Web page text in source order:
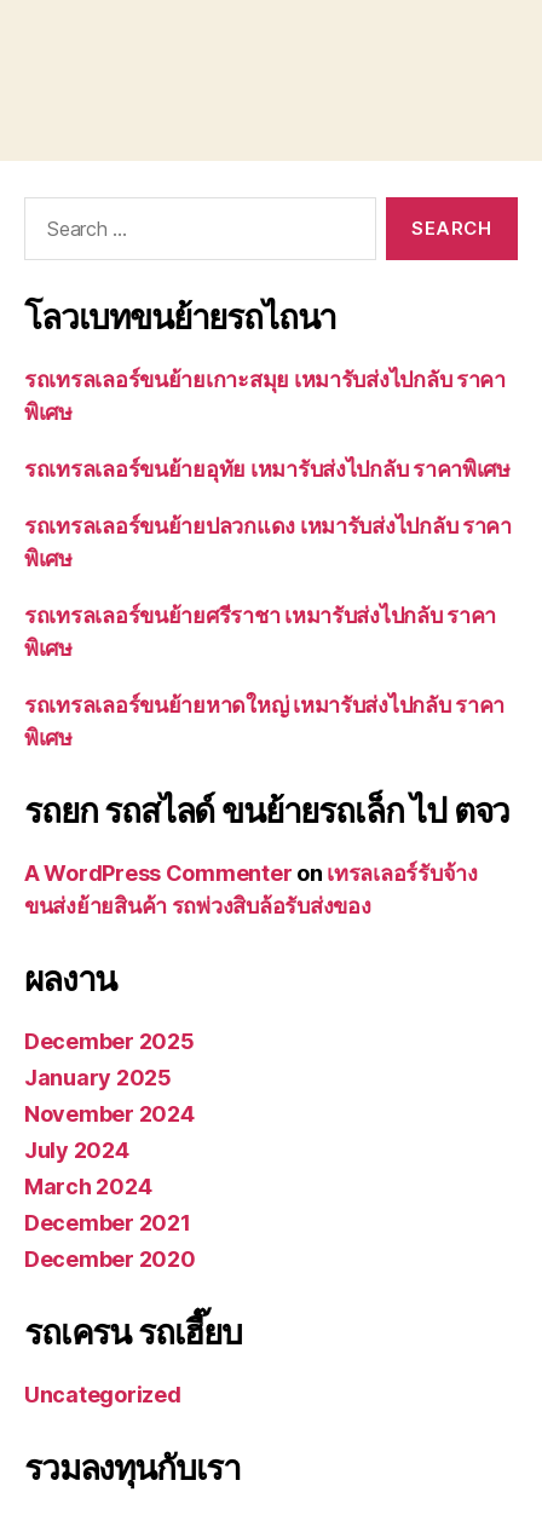
โลวเบทขนย้ายรถไถนา
รถเทรลเลอร์ขนย้ายเกาะสมุย เหมารับส่งไปกลับ ราคา
พิเศษ
รถเทรลเลอร์ขนย้ายอุทัย เหมารับส่งไปกลับ ราคาพิเศษ
รถเทรลเลอร์ขนย้ายปลวกแดง เหมารับส่งไปกลับ ราคา
พิเศษ
รถเทรลเลอร์ขนย้ายศรีราชา เหมารับส่งไปกลับ ราคา
พิเศษ
รถเทรลเลอร์ขนย้ายหาดใหญ่ เหมารับส่งไปกลับ ราคา
พิเศษ
รถยก รถสไลด์ ขนย้ายรถเล็ก ไป ตจว
A WordPress Commenter on เทรลเลอร์รับจ้าง
ขนส่งย้ายสินค้า รถพ่วงสิบล้อรับส่งของ
ผลงาน
December 2025
January 2025
November 2024
July 2024
March 2024
December 2021
December 2020
รถเครน รถเฮี๊ยบ
Uncategorized
รวมลงทุนกับเรา